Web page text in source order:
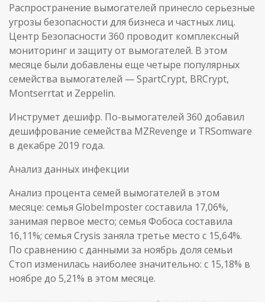
Распространение вымогателей принесло серьезные
угрозы безопасности для бизнеса и частных лиц.
Центр Безопасности 360 проводит комплексный
мониторинг и защиту от вымогателей. В этом
месяце были добавлены еще четыре популярных
семейства вымогателей — SpartCrypt, BRCrypt,
Montserrtat и Zeppelin.
Инструмет дешифр. По-вымогателей 360 добавил
дешифрование семейства MZRevenge и TRSomware
в декабре 2019 года.
Анализ данных инфекции
Анализ процента семей вымогателей в этом
месяце: семья GlobeImposter составила 17,06%,
занимая первое место; семья Фобоса составила
16,11%; семья Crysis заняла третье место с 15,64%.
По сравнению с данными за ноябрь доля семьи
Стоп изменилась наиболее значительно: с 15,18% в
ноябре до 5,21% в этом месяце.